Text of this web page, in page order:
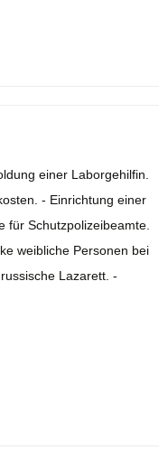
einer Laborgehilfin.
- Einrichtung einer
für Schutzpolizeibeamte.
weibliche Personen bei
Lazarett. -